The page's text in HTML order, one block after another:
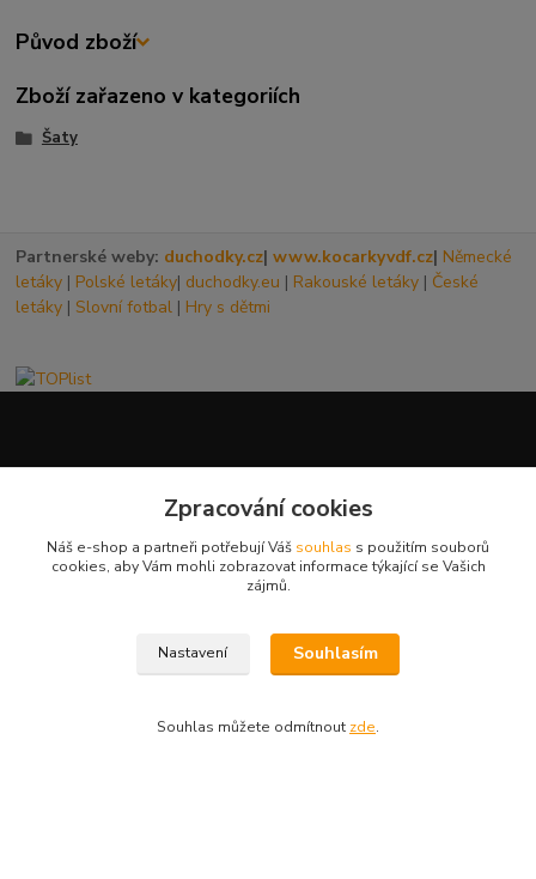
Původ zboží
Zboží zařazeno v kategoriích
Šaty
Partnerské weby: duchodky.cz|www.kocarkyvdf.cz| Německé
letáky | Polské letáky| duchodky.eu | Rakouské letáky | České
letáky | Slovní fotbal | Hry s dětmi
Kde nás najdete:
Zpracování cookies
Náš e-shop a partneři potřebují Váš souhlas s použitím souborů
cookies, aby Vám mohli zobrazovat informace týkající se Vašich
zájmů.
Nastavení Souhlasím
Souhlas můžete odmítnout zde.